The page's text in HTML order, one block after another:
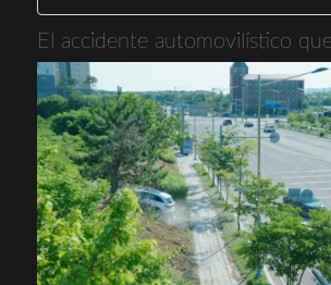
El accidente automovilístico